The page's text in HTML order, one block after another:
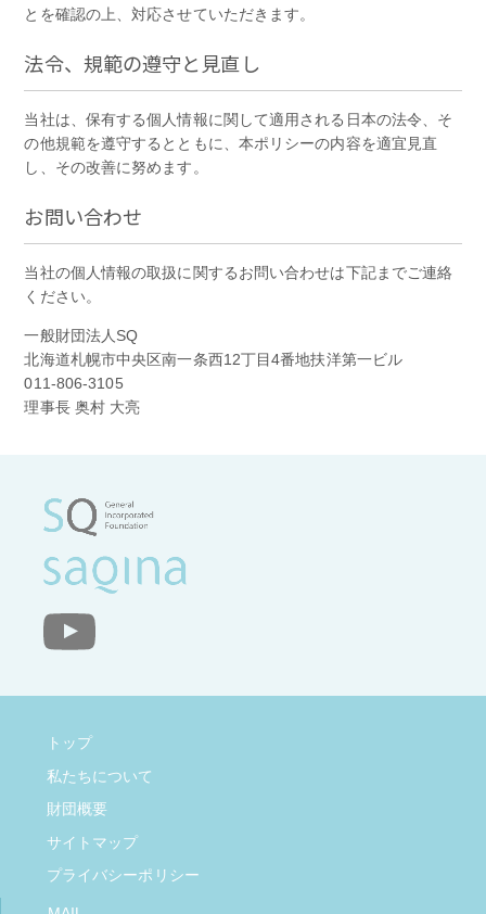
とを確認の上、対応させていただきます。
法令、規範の遵守と見直し
当社は、保有する個人情報に関して適用される日本の法令、そ
の他規範を遵守するとともに、本ポリシーの内容を適宜見直
し、その改善に努めます。
お問い合わせ
当社の個人情報の取扱に関するお問い合わせは下記までご連絡
ください。
一般財団法人SQ
北海道札幌市中央区南一条西12丁目4番地扶洋第一ビル
011-806-3105
理事長 奥村 大亮
トップ
私たちについて
財団概要
サイトマップ
プライバシーポリシー